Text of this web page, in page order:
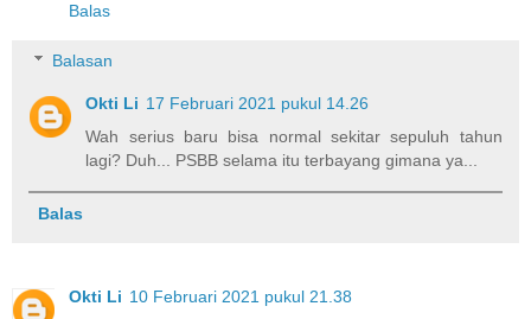
Balas
Balasan
Okti Li 17 Februari 2021 pukul 14.26
Wah serius baru bisa normal sekitar sepuluh tahun
lagi? Duh... PSBB selama itu terbayang gimana ya...
Balas
Okti Li 10 Februari 2021 pukul 21.38